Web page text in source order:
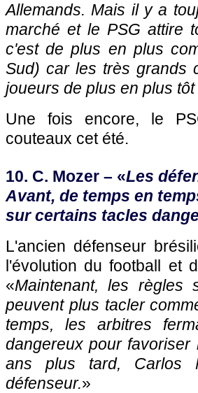
Allemands. Mais il y a
marché et le PSG attire
c'est de plus en plus
Sud) car les très grands
joueurs de plus en plus
Une fois encore, le
couteaux cet été.
10. C. Mozer – «Les
Avant, de temps en
sur certains tacles
L'ancien défenseur
l'évolution du football et
«Maintenant, les règles
peuvent plus tacler
temps, les arbitres
dangereux pour
ans plus tard, Carlos
défenseur.»